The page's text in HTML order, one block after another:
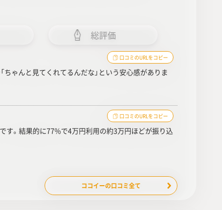
総評価
口コミのURLをコピー
ゃんと見てくれてるんだな」という安心感がありま
口コミのURLをコピー
す。結果的に77%で4万円利用の約3万円ほどが振り込
ココイーの口コミ全て